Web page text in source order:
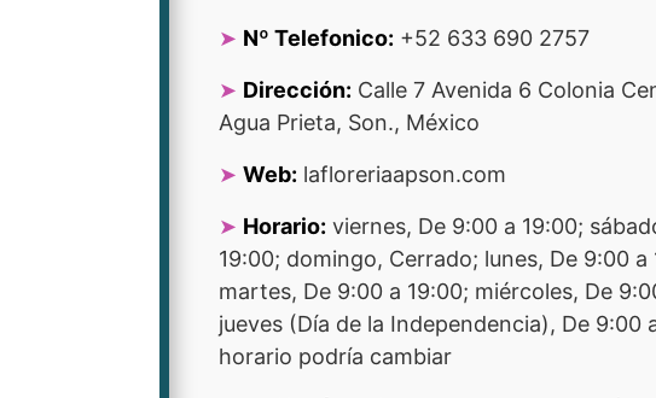
Nº Telefonico: +52 633 690 2757
Dirección: Calle 7 Avenida 6 Colonia
Agua Prieta, Son., México
Web: lafloreriaapson.com
Horario: viernes, De 9:00 a 19:00;
19:00; domingo, Cerrado; lunes, De 9:00 a
martes, De 9:00 a 19:00; miércoles, De
jueves (Día de la Independencia), De 9:00
horario podría cambiar